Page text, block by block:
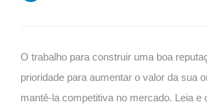
O trabalho para construir uma boa
prioridade para aumentar o valor da sua
mantê-la competitiva no mercado. Leia e